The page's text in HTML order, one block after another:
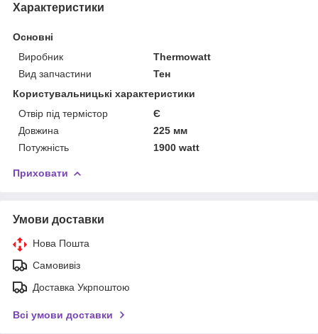
Характеристики
Основні
Виробник
Thermowatt
Вид запчастини
Тен
Користувальницькі характеристики
Отвір під термістор
Є
Довжина
225 мм
Потужність
1900 watt
Приховати
Умови доставки
Нова Пошта
Самовивіз
Доставка Укрпоштою
Всі умови доставки